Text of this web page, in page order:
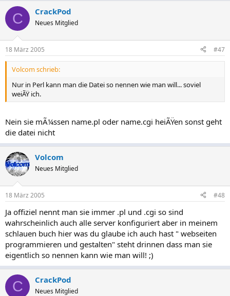
C CrackPod
Neues Mitglied
18 März 2005 #47
Volcom schrieb:
Nur in Perl kann man die Datei so nennen wie man will... soviel
weiÃŸ ich.
Nein sie mÃ¼ssen name.pl oder name.cgi heiÃŸen sonst geht
die datei nicht
Volcom
Neues Mitglied
18 März 2005 #48
Ja offiziel nennt man sie immer .pl und .cgi so sind
wahrscheinlich auch alle server konfiguriert aber in meinem
schlauen buch hier was du glaube ich auch hast " webseiten
programmieren und gestalten" steht drinnen dass man sie
eigentlich so nennen kann wie man will! ;)
C CrackPod
Neues Mitglied